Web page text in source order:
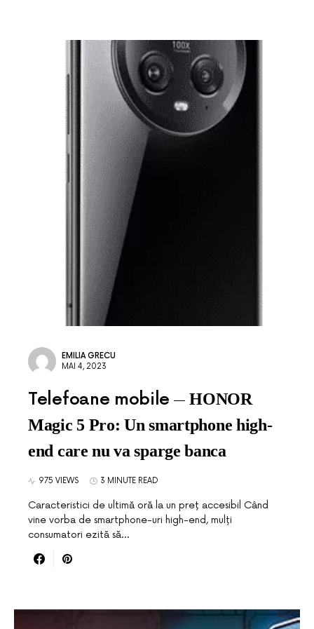
EMILIA GRECU
MAI 4, 2023
Telefoane mobile
HONOR
Magic 5 Pro: Un smartphone high-
end care nu va sparge banca
975 VIEWS 3 MINUTE READ
Caracteristici de ultimă oră la un preț accesibil Când
vine vorba de smartphone-uri high-end, mulți
consumatori ezită să…